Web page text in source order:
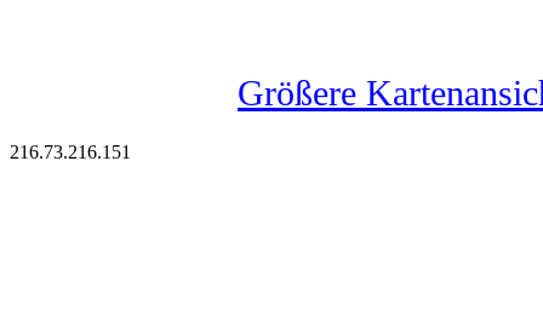
Größere
216.73.216.151